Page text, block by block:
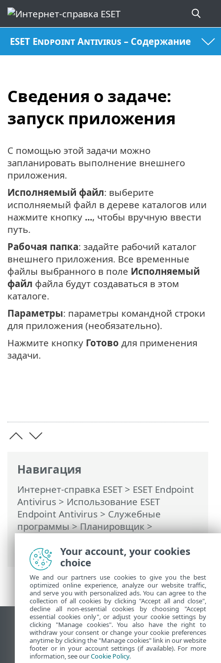
ESET Endpoint Antivirus – Содержание
Сведения о задаче:
запуск приложения
Навигация
Интернет-справка ESET> ESET Endpoint
Antivirus > Использование ESET
Endpoint Antivirus > Служебные
программы>Планировщик>
Сведения о задаче: запуск приложения
С помощью этой задачи можно
запланировать выполнение внешнего
приложения.
Исполняемый файл: выберите
исполняемый файл в дереве каталогов или
нажмите кнопку ..., чтобы вручную ввести
путь.
Рабочая папка: задайте рабочий каталог
внешнего приложения. Все временные
файлы выбранного в поле Исполняемый
файл файла будут создаваться в этом
каталоге.
Параметры: параметры командной строки
для приложения (необязательно).
Нажмите кнопку Готово для применения
задачи.
Использовать сайт для ПК
End of Life
База знаний ESET
Your account, your cookies
choice
We and our partners use cookies to give you the best
optimized online experience, analyze our website traffic,
and serve you with personalized ads. You can agree to the
collection of all cookies by clicking "Accept all and close",
decline all non-essential cookies by choosing "Accept
essential cookies only", or adjust your cookie settings by
clicking "Manage cookies". You also have the right to
withdraw your consent or change your cookie preferences
anytime by clicking the "Manage cookies" link in our website
footer or in your account settings (if available). For more
information, see ourCookie Policy.